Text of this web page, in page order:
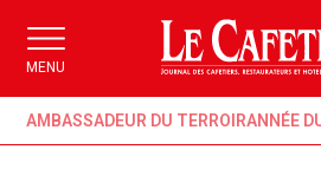
MENU
AMBASSADEUR DU TERROIRANNÉE